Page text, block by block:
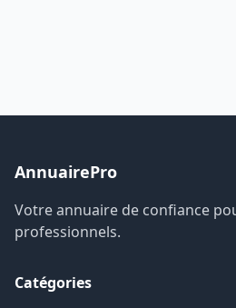
AnnuairePro
Votre annuaire de confiance
professionnels.
Catégories